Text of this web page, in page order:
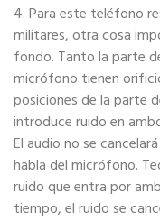
4. Para este teléfono
militares, otra cosa
fondo. Tanto la parte
micrófono tienen
posiciones de la parte
introduce ruido en
El audio no se
habla del micrófono.
ruido que entra por
tiempo, el ruido se